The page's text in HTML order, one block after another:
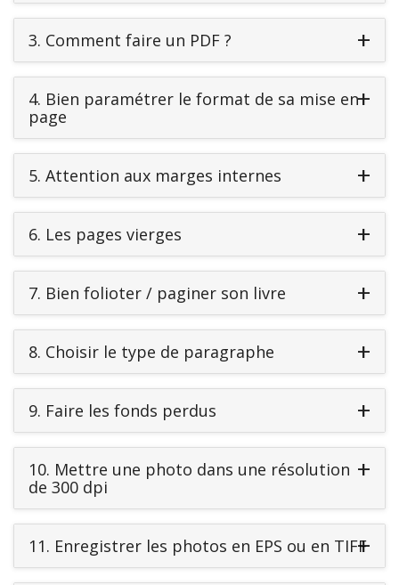
3. Comment faire un PDF ?
4. Bien paramétrer le format de sa mise en
page
5. Attention aux marges internes
6. Les pages vierges
7. Bien folioter / paginer son livre
8. Choisir le type de paragraphe
9. Faire les fonds perdus
10. Mettre une photo dans une résolution
de 300 dpi
11. Enregistrer les photos en EPS ou en TIFF